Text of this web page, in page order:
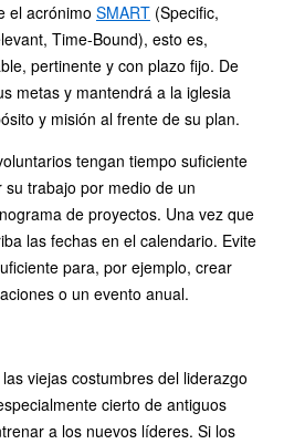
el acrónimo SMART (Specific,
Time-Bound), esto es,
pertinente y con plazo fijo. De
metas y mantendrá a la iglesia
y misión al frente de su plan.
tengan tiempo suficiente
trabajo por medio de un
de proyectos. Una vez que
las fechas en el calendario. Evite
para, por ejemplo, crear
o un evento anual.
viejas costumbres del liderazgo
cierto de antiguos
a los nuevos líderes. Si los